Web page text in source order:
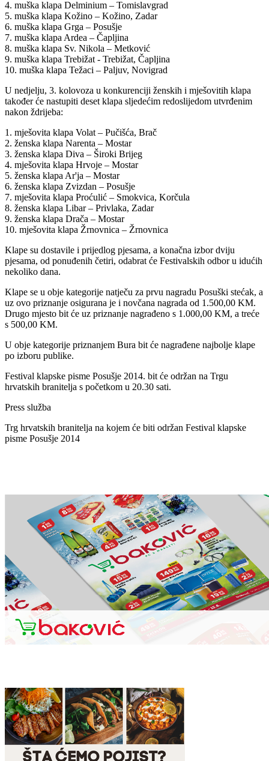
4. muška klapa Delminium – Tomislavgrad
5. muška klapa Kožino – Kožino, Zadar
6. muška klapa Grga – Posušje
7. muška klapa Ardea – Čapljina
8. muška klapa Sv. Nikola – Metković
9. muška klapa Trebižat - Trebižat, Čapljina
10. muška klapa Težaci – Paljuv, Novigrad
U nedjelju, 3. kolovoza u konkurenciji ženskih i mješovitih klapa
također će nastupiti deset klapa sljedećim redoslijedom utvrđenim
nakon ždrijeba:
1. mješovita klapa Volat – Pučišća, Brač
2. ženska klapa Narenta – Mostar
3. ženska klapa Diva – Široki Brijeg
4. mješovita klapa Hrvoje – Mostar
5. ženska klapa Ar'ja – Mostar
6. ženska klapa Zvizdan – Posušje
7. mješovita klapa Proćulić – Smokvica, Korčula
8. ženska klapa Libar – Privlaka, Zadar
9. ženska klapa Drača – Mostar
10. mješovita klapa Žrnovnica – Žrnovnica
Klape su dostavile i prijedlog pjesama, a konačna izbor dviju
pjesama, od ponuđenih četiri, odabrat će Festivalskih odbor u idućih
nekoliko dana.
Klape se u obje kategorije natječu za prvu nagradu Posuški stećak, a
uz ovo priznanje osigurana je i novčana nagrada od 1.500,00 KM.
Drugo mjesto bit će uz priznanje nagrađeno s 1.000,00 KM, a treće
s 500,00 KM.
U obje kategorije priznanjem Bura bit će nagrađene najbolje klape
po izboru publike.
Festival klapske pisme Posušje 2014. bit će održan na Trgu
hrvatskih branitelja s početkom u 20.30 sati.
Press služba
Trg hrvatskih branitelja na kojem će biti održan Festival klapske
pisme Posušje 2014